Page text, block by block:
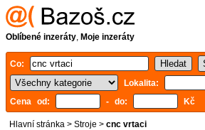
Oblíbené inzeráty, Moje inzeráty
Co:
Lokalita:
Cena od:
- do: Kč
Hlavní stránka > Stroje > cnc vrtaci